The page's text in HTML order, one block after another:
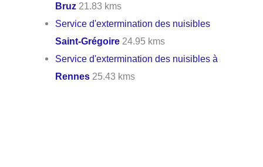
Bruz 21.83 kms
Service d'extermination des nuisibles
Saint-Grégoire 24.95 kms
Service d'extermination des nuisibles à
Rennes 25.43 kms